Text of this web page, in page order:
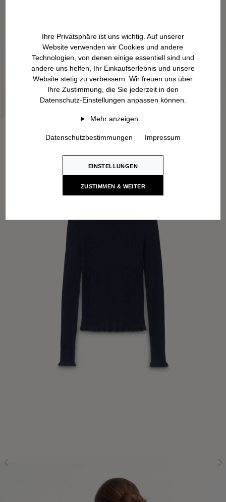
Ihre Privatsphäre ist uns wichtig. Auf unserer
Website verwenden wir Cookies und andere
Technologien, von denen einige essentiell sind und
andere uns helfen, Ihr Einkaufserlebnis und unsere
Website stetig zu verbessern. Wir freuen uns über
Ihre Zustimmung, die Sie jederzeit in den
Datenschutz-Einstellungen anpassen können.
Mehr anzeigen…
Datenschutzbestimmungen Impressum
EINSTELLUNGEN
ZUSTIMMEN & WEITER